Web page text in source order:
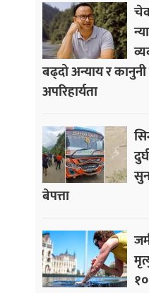
बढ्दो अन्याय र
अपरिहार्यता
बेपत्ता